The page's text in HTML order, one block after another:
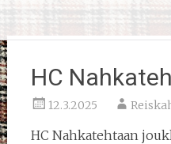
content
HC
12.3.2025
HC Nahkatehtaan